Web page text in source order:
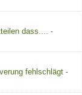
dass.... -
fehlschlägt -